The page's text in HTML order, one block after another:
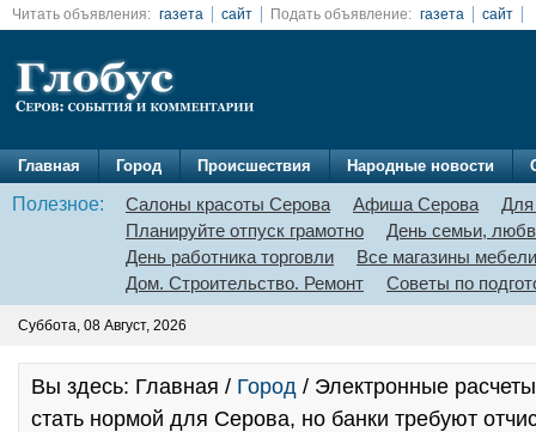
Читать объявления: газета сайт Подать объявление: газета сайт
Главная Город Происшествия Народные новости
Полезное: Салоны красоты Серова Афиша Серова
Для
Планируйте отпуск грамотно
День семьи,
День работника торговли
Все магазины мебели
Дом. Строительство. Ремонт
Советы по
Суббота, 08 Август, 2026
Вы здесь: Главная / Город / Электронные
стать нормой для Серова, но банки требуют